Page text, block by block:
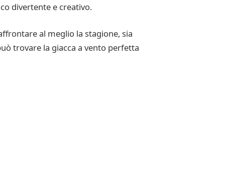
divertente e creativo.
al meglio la stagione, sia
trovare la giacca a vento perfetta